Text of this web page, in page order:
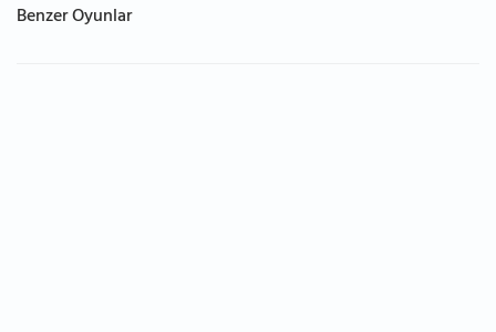
Benzer Oyunlar